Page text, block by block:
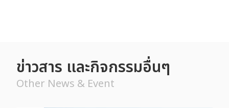
ข่าวสาร และกิจกรรมอื่นๆ
Other News & Event